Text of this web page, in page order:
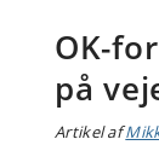
OK-
på
Artikel af